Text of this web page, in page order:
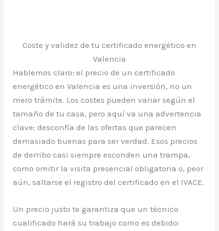
Coste y validez de tu certificado energético en
Valencia
Hablemos claro: el precio de un certificado
energético en Valencia es una inversión, no un
mero trámite. Los costes pueden variar según el
tamaño de tu casa, pero aquí va una advertencia
clave: desconfía de las ofertas que parecen
demasiado buenas para ser verdad. Esos precios
de derribo casi siempre esconden una trampa,
como omitir la visita presencial obligatoria o, peor
aún, saltarse el registro del certificado en el IVACE.
Un precio justo te garantiza que un técnico
cualificado hará su trabajo como es debido: